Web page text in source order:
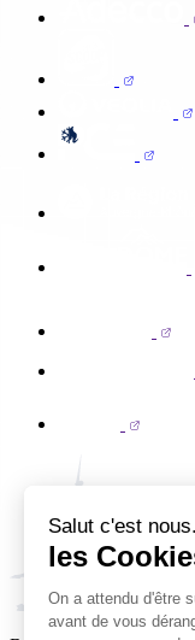
Salut c'est
les
On a attendu d'être
avant de vous